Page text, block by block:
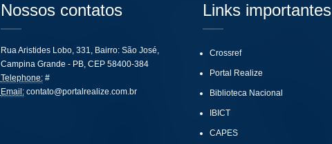
Nossos contatos
Rua Aristides Lobo, 331, Bairro: São José,
Campina Grande - PB, CEP 58400-384
Telephone:#
Email: contato@portalrealize.com.br
Links importantes
Crossref
Portal Realize
Biblioteca Nacional
IBICT
CAPES